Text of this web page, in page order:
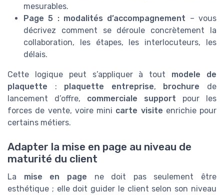
mesurables.
Page 5 : modalités d’accompagnement – vous
décrivez comment se déroule concrètement la
collaboration, les étapes, les interlocuteurs, les
délais.
Cette logique peut s’appliquer à tout modele de
plaquette : plaquette entreprise, brochure de
lancement d’offre, commerciale support pour les
forces de vente, voire mini carte visite enrichie pour
certains métiers.
Adapter la mise en page au niveau de
maturité du client
La mise en page ne doit pas seulement être
esthétique ; elle doit guider le client selon son niveau